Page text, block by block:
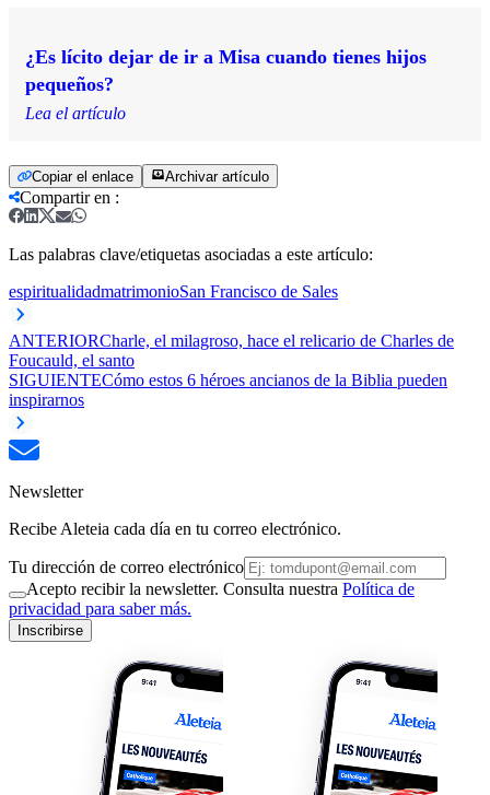
¿Es lícito dejar de ir a Misa cuando tienes hijos
pequeños?
Lea el artículo
Copiar el enlace Archivar artículo
Compartir en :
Las palabras clave/etiquetas asociadas a este artículo:
espiritualidadmatrimonioSan Francisco de Sales
ANTERIORCharle, el milagroso, hace el relicario de Charles de
Foucauld, el santo
SIGUIENTECómo estos 6 héroes ancianos de la Biblia pueden
inspirarnos
Newsletter
Recibe Aleteia cada día en tu correo electrónico.
Tu dirección de correo electrónico
Acepto recibir la newsletter. Consulta nuestra Política de
privacidad para saber más.
Inscribirse